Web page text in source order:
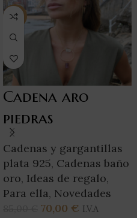
-18%
Cadena aro
piedras
Cadenas y gargantillas
plata 925, Cadenas baño
oro, Ideas de regalo,
Para ella, Novedades
70,00 € I.V.A